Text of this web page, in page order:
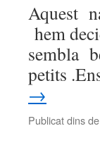
Aquest
hem
sembla
petits
→
Publicat dins de